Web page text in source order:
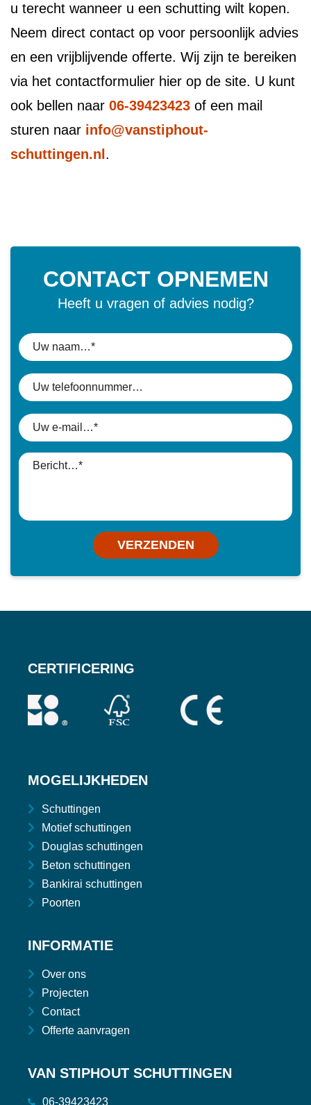
u terecht wanneer u een schutting wilt kopen.
Neem direct contact op voor persoonlijk advies
en een vrijblijvende offerte. Wij zijn te bereiken
via het contactformulier hier op de site. U kunt
ook bellen naar 06-39423423 of een mail
sturen naar info@vanstiphout-
schuttingen.nl .
CONTACT OPNEMEN
Heeft u vragen of advies nodig?
VERZENDEN
CERTIFICERING
MOGELIJKHEDEN
Schuttingen
Motief schuttingen
Douglas schuttingen
Beton schuttingen
Bankirai schuttingen
Poorten
INFORMATIE
Over ons
Projecten
Contact
Offerte aanvragen
VAN STIPHOUT SCHUTTINGEN
06-39423423